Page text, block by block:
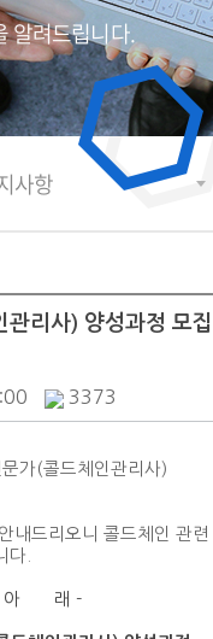
알려드립니다.
사항
리사) 양성과정 모
3373
가(콜드체인관리사)
내드리오니 콜드체인 관련
다.
아 래 -